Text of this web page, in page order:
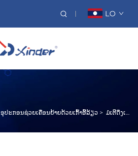
LO
ອຸປະກອນຊ່ວຍເຄື່ອນຍ້າຍດ້ວຍເກົ້າອີ້ລ້ຽວ > ມໍເຕີດຶງເກົ້າອີ້ລ້ຽວ